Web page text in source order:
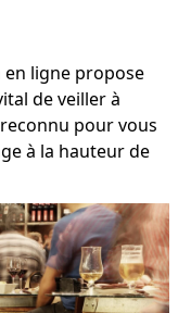
ligne propose
de veiller à
pour vous
à la hauteur de